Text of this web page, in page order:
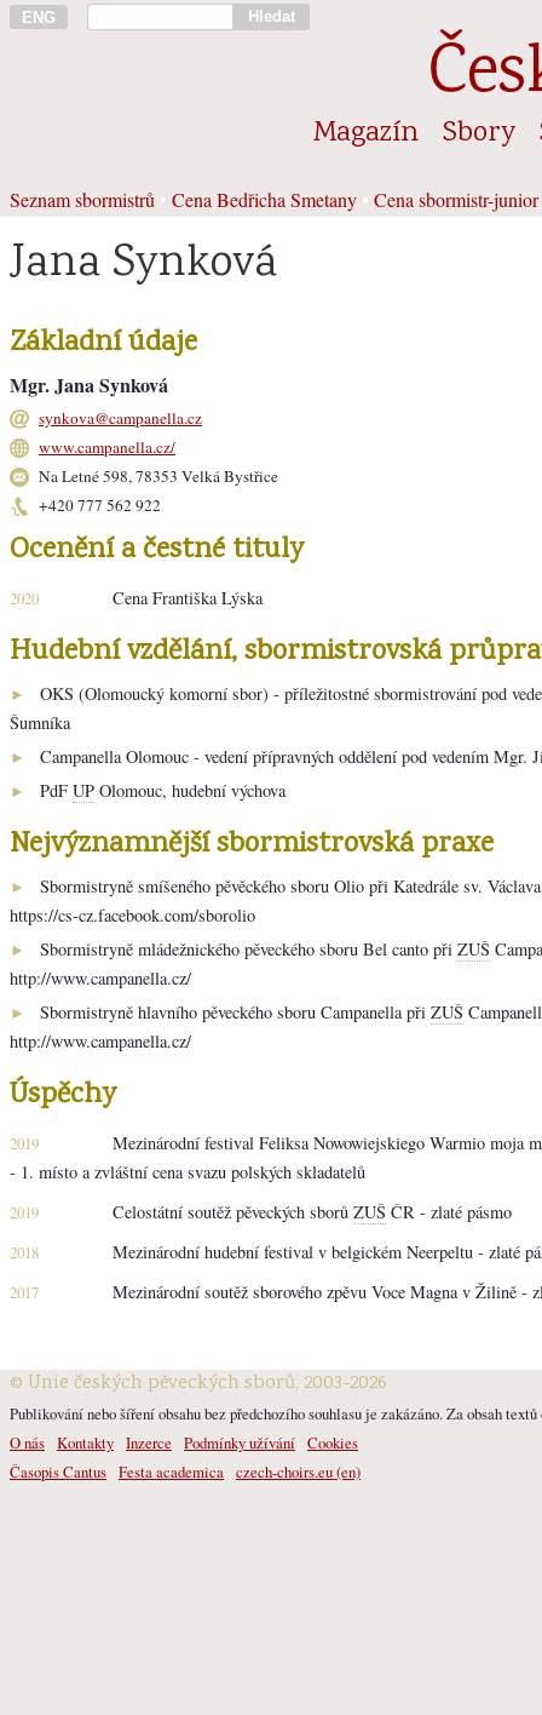
ENG Hledat
Magazín Sbory
Seznam sbormistrů Cena Bedřicha Smetany Cena sbormistr-junior
Jana Synková
Základní údaje
Mgr. Jana Synková
synkova@campanella.cz
www.campanella.cz/
Na Letné 598, 78353 Velká Bystřice
+420777 562 922
Ocenění a čestné tituly
2020 Cena Františka Lýska
Hudební vzdělání, sbormistrovská
►
OKS (Olomoucký komorní sbor) - příležitostné sbormistrování pod
Šumníka
► Campanella Olomouc - vedení přípravných oddělení pod vedením Mgr.
► PdF UP Olomouc, hudební výchova
Nejvýznamnější sbormistrovská praxe
►
Sbormistryně smíšeného pěvěckého sboru Olio při Katedrále sv.
https://cs-cz.facebook.com/sborolio
► Sbormistryně mládežnického pěveckého sboru Bel canto při ZUŠ
http://www.campanella.cz/
► Sbormistryně hlavního pěveckého sboru Campanella při ZUŠ
http://www.campanella.cz/
Úspěchy
2019
Mezinárodní festival Feliksa Nowowiejskiego Warmio moja
- 1. místo a zvláštní cena svazu polských skladatelů
2019 Celostátní soutěž pěveckých sborů ZUŠ ČR - zlaté pásmo
2018 Mezinárodní hudební festival v belgickém Neerpeltu - zlaté
2017 Mezinárodní soutěž sborového zpěvu Voce Magna v Žilině -
© Unie českých pěveckých sborů, 2003-2026
Publikování nebo šíření obsahu bez předchozího souhlasu je zakázáno. Za obsah
O nás Kontakty Inzerce Podmínky užívání Cookies
Časopis Cantus Festa academica czech-choirs.eu (en)